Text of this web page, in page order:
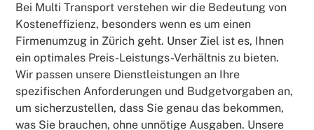
Bei Multi Transport verstehen wir die Bedeutung von
Kosteneffizienz, besonders wenn es um einen
Firmenumzug in Zürich geht. Unser Ziel ist es, Ihnen
ein optimales Preis-Leistungs-Verhältnis zu bieten.
Wir passen unsere Dienstleistungen an Ihre
spezifischen Anforderungen und Budgetvorgaben an,
um sicherzustellen, dass Sie genau das bekommen,
was Sie brauchen, ohne unnötige Ausgaben. Unsere